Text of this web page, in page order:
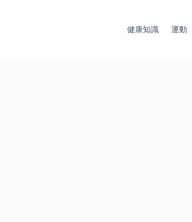
健康知識 運動